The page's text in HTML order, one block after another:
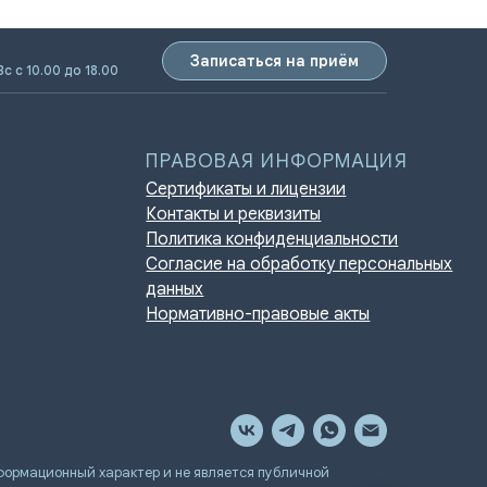
с 10.00 до 18.00
Записаться на приём
ПРАВОВАЯ ИНФОРМАЦИЯ
Политика конфиденциальности
Согласие на обработку персональных
Нормативно-правовые акты
характер и не является публичной